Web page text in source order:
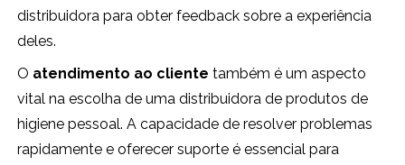
distribuidora para obter feedback sobre a experiência
deles.
O atendimento ao cliente também é um aspecto
vital na escolha de uma distribuidora de produtos de
higiene pessoal. A capacidade de resolver problemas
rapidamente e oferecer suporte é essencial para